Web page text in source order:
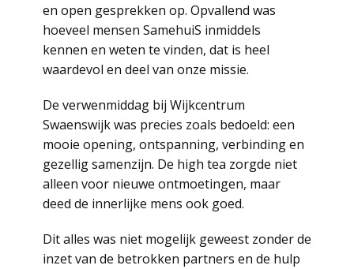
en open gesprekken op. Opvallend was
hoeveel mensen SamehuiS inmiddels
kennen en weten te vinden, dat is heel
waardevol en deel van onze missie.
De verwenmiddag bij Wijkcentrum
Swaenswijk was precies zoals bedoeld: een
mooie opening, ontspanning, verbinding en
gezellig samenzijn. De high tea zorgde niet
alleen voor nieuwe ontmoetingen, maar
deed de innerlijke mens ook goed.
Dit alles was niet mogelijk geweest zonder de
inzet van de betrokken partners en de hulp